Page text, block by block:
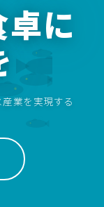
に
業を実現する